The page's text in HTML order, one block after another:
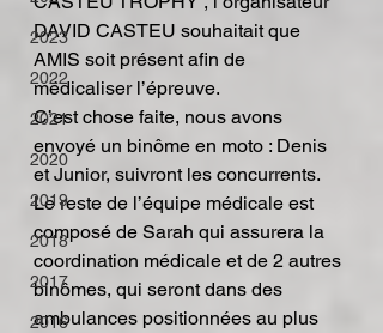
2023
2022
2021
2020
2019
2018
2017
2016
DAVID CASTEU souhaitait que
AMIS soit présent afin de
médicaliser l’épreuve.
C’est chose faite, nous avons
envoyé un binôme en moto : Denis
et Junior, suivront les concurrents.
Le reste de l’équipe médicale est
composé de Sarah qui assurera la
coordination médicale et de 2 autres
binômes, qui seront dans des
ambulances positionnées au plus